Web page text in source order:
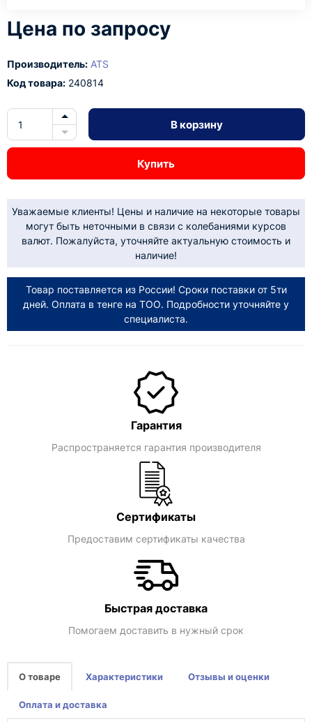
Цена по запросу
Производитель: ATS
Код товара: 240814
В корзину
Купить
Уважаемые клиенты! Цены и наличие на некоторые товары
могут быть неточными в связи с колебаниями курсов
валют. Пожалуйста, уточняйте актуальную стоимость и
наличие!
Товар поставляется из России! Сроки поставки от 5ти
дней. Оплата в тенге на ТОО. Подробности уточняйте у
специалиста.
Гарантия
Распространяется гарантия производителя
Сертификаты
Предоставим сертификаты качества
Быстрая доставка
Помогаем доставить в нужный срок
О товаре Характеристики Отзывы и оценки
Оплата и доставка